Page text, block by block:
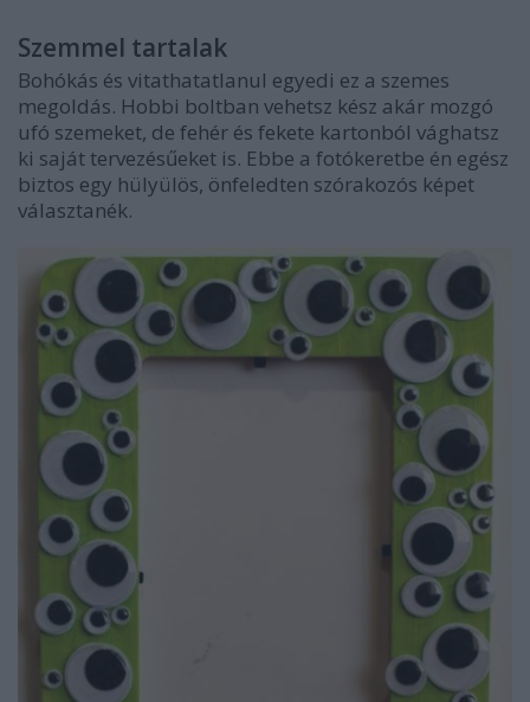
Szemmel tartalak
Bohókás és vitathatatlanul egyedi ez a szemes
megoldás. Hobbi boltban vehetsz kész akár mozgó
ufó szemeket, de fehér és fekete kartonból vághatsz
ki saját tervezésűeket is. Ebbe a fotókeretbe én egész
biztos egy hülyülös, önfeledten szórakozós képet
választanék.